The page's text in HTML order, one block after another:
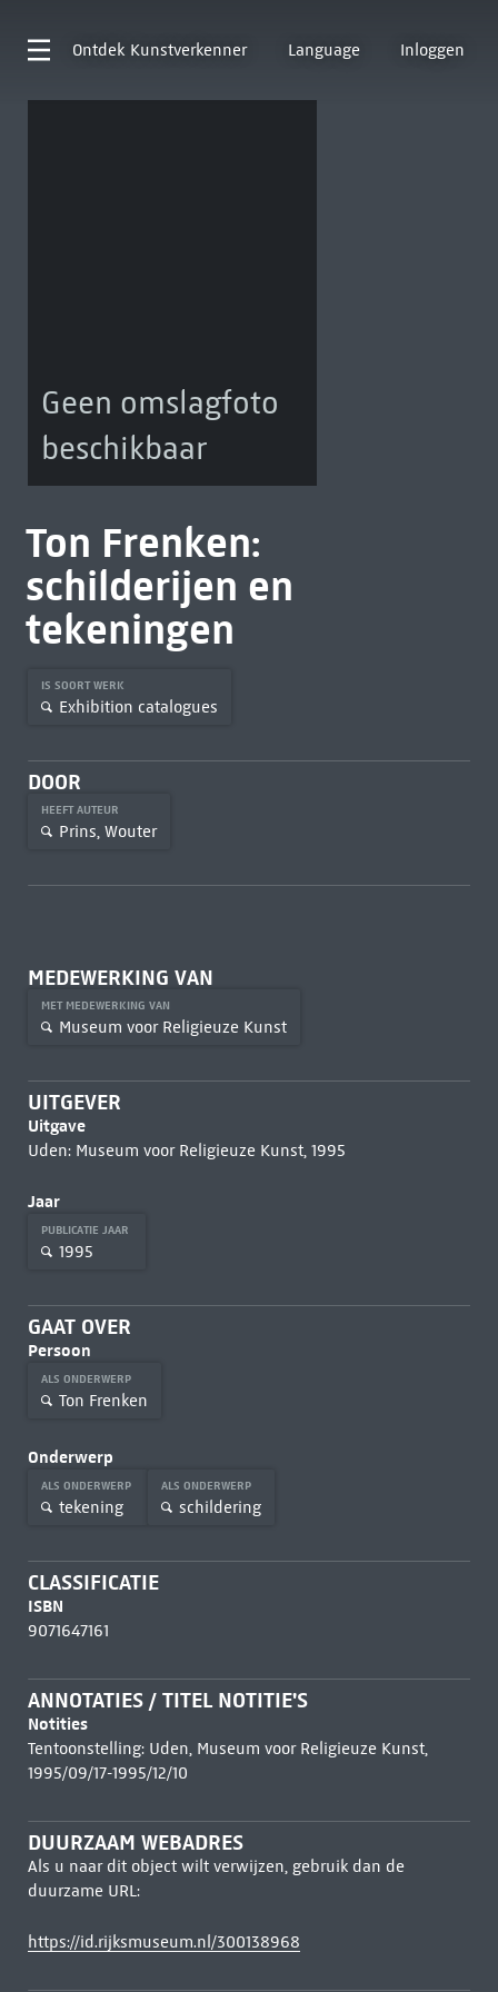
Ontdek Kunstverkenner Language Inloggen
Geen omslagfoto
beschikbaar
Ton Frenken:
schilderijen en
tekeningen
IS SOORT WERK
Exhibition catalogues
DOOR
HEEFT AUTEUR
Prins, Wouter
MEDEWERKING VAN
MET MEDEWERKING VAN
Museum voor Religieuze Kunst
UITGEVER
Uitgave
Uden: Museum voor Religieuze Kunst, 1995
Jaar
PUBLICATIE JAAR
1995
GAAT OVER
Persoon
ALS ONDERWERP
Ton Frenken
Onderwerp
ALS ONDERWERP
tekening
ALS ONDERWERP
schildering
CLASSIFICATIE
ISBN
9071647161
ANNOTATIES / TITEL NOTITIE'S
Notities
Tentoonstelling: Uden, Museum voor Religieuze Kunst,
1995/09/17-1995/12/10
DUURZAAM WEBADRES
Als u naar dit object wilt verwijzen, gebruik dan de
duurzame URL:
https://id.rijksmuseum.nl/300138968